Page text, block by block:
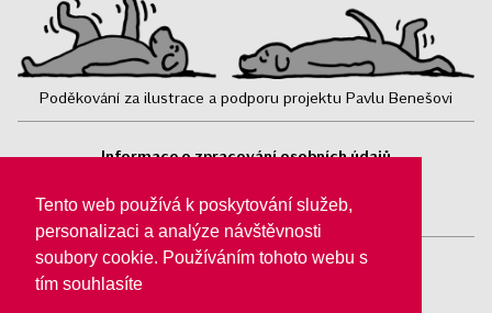
Tento web používá k poskytování služeb,
personalizaci a analýze návštěvnosti
soubory cookie. Používáním tohoto webu s
tím souhlasíte
Poděkování za ilustrace a podporu projektu Pavlu Benešovi
Informace o zpracování osobních údajů
Sledujte nás: